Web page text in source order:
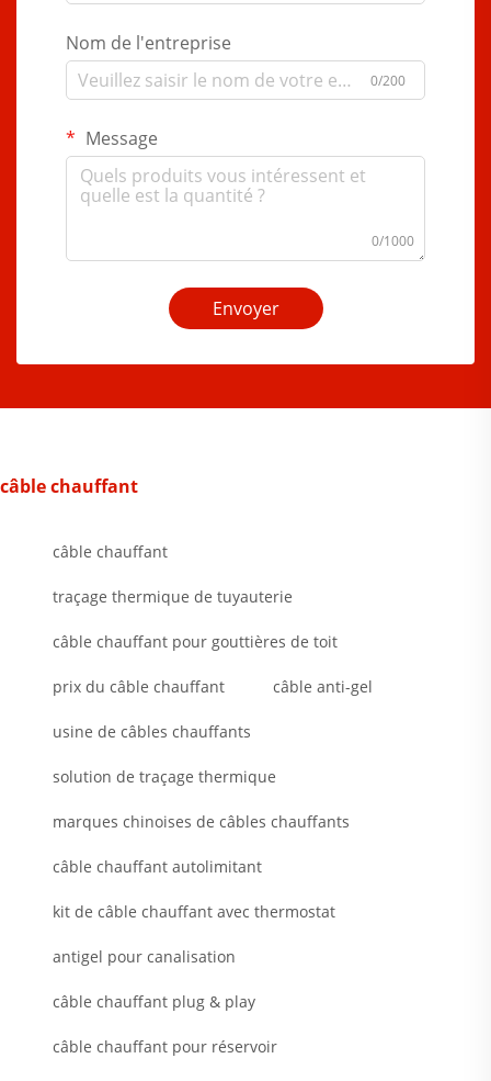
Nom de l'entreprise
0/200
Message
0/1000
Envoyer
câble chauffant
câble chauffant
traçage thermique de tuyauterie
câble chauffant pour gouttières de toit
prix du câble chauffant câble anti-gel
usine de câbles chauffants
solution de traçage thermique
marques chinoises de câbles chauffants
câble chauffant autolimitant
kit de câble chauffant avec thermostat
antigel pour canalisation
câble chauffant plug & play
câble chauffant pour réservoir